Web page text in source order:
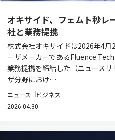
オキサイド、フェムト秒
社と業務提携
株式会社オキサイドは2026年4
ーザメーカーであるFluence
業務提携を締結した（ニュース
ザ分野におけ…
ニュース ビジネス
2026.04.30